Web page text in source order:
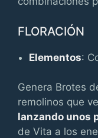
FLORACIÓN
Elementos:
Genera Brotes
remolinos que
lanzando unos
de Vita a los